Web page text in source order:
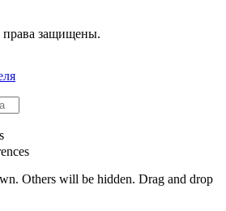
права защищены.
Others will be hidden. Drag and drop